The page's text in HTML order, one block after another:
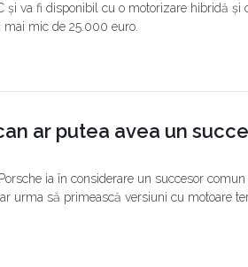
și va fi disponibil cu o motorizare hibridă și
mai mic de 25.000 euro.
ar putea avea un
ia în considerare un succesor
urma să primească versiuni cu motoare